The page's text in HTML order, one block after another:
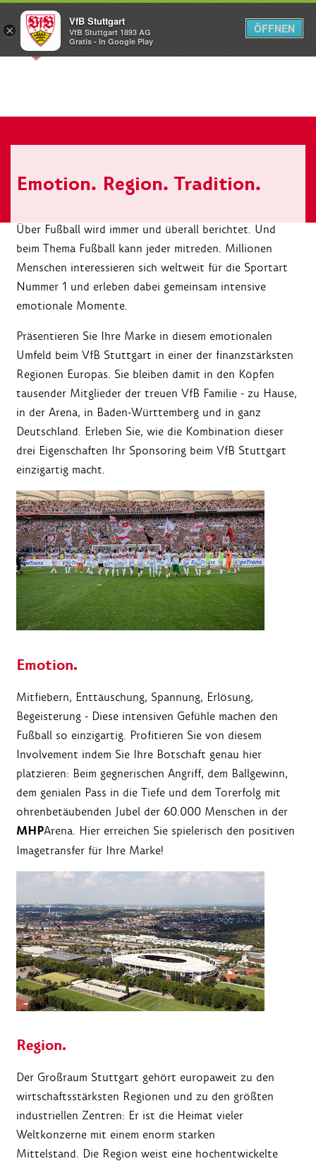
Menü
Emotion. Region. Tradition.
Über Fußball wird immer und überall berichtet. Und
beim Thema Fußball kann jeder mitreden. Millionen
Menschen interessieren sich weltweit für die Sportart
Nummer 1 und erleben dabei gemeinsam intensive
emotionale Momente.
Präsentieren Sie Ihre Marke in diesem emotionalen
Umfeld beim VfB Stuttgart in einer der finanzstärksten
Regionen Europas. Sie bleiben damit in den Köpfen
tausender Mitglieder der treuen VfB Familie - zu Hause,
in der Arena, in Baden-Württemberg und in ganz
Deutschland. Erleben Sie, wie die Kombination dieser
drei Eigenschaften Ihr Sponsoring beim VfB Stuttgart
einzigartig macht.
Emotion.
Mitfiebern, Enttäuschung, Spannung, Erlösung,
Begeisterung - Diese intensiven Gefühle machen den
Fußball so einzigartig. Profitieren Sie von diesem
Involvement indem Sie Ihre Botschaft genau hier
platzieren: Beim gegnerischen Angriff, dem Ballgewinn,
dem genialen Pass in die Tiefe und dem Torerfolg mit
ohrenbetäubenden Jubel der 60.000 Menschen in der
MHPArena. Hier erreichen Sie spielerisch den positiven
Imagetransfer für Ihre Marke!
Region.
Der Großraum Stuttgart gehört europaweit zu den
wirtschaftsstärksten Regionen und zu den größten
industriellen Zentren: Er ist die Heimat vieler
Weltkonzerne mit einem enorm starken
Mittelstand. Die Region weist eine hochentwickelte
×
VfB Stuttgart
VfB Stuttgart 1893 AG
Gratis - In Google Play
ÖFFNEN